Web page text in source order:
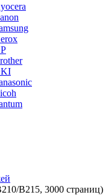
B215, 3000 страниц)